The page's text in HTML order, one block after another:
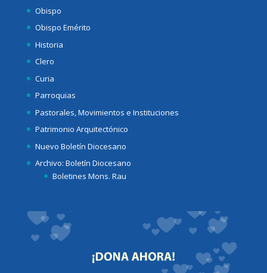
Obispo
Obispo Emérito
Historia
Clero
Curia
Parroquias
Pastorales, Movimientos e Instituciones
Patrimonio Arquitectónico
Nuevo Boletín Diocesano
Archivo: Boletín Diocesano
Boletines Mons. Rau